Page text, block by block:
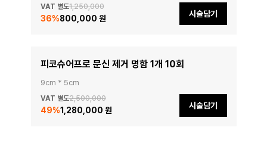
VAT 별도1,250,000
36%800,000 원 시술담기
피코슈어프로 문신 제거 명함 1개 10회
9cm * 5cm
VAT 별도2,500,000
49%1,280,000 원 시술담기